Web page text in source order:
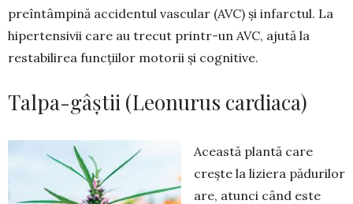
preîntâmpină accidentul vascular (AVC) și infarctul. La
hipertensivii care au trecut printr-un AVC, ajută la
restabilirea funcțiilor motorii și cognitive.
Talpa-gâștii (Leonurus cardiaca)
Această plantă care
crește la liziera pădurilor
are, atunci când este